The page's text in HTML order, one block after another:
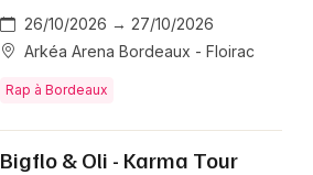
26/10/2026 → 27/10/2026
Arkéa Arena Bordeaux - Floirac
Rap à Bordeaux
Bigflo & Oli - Karma Tour